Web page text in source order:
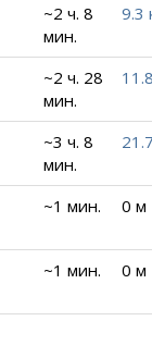
~2 ч. 8
мин.
9.3
~2 ч. 28
мин.
~3 ч. 8
мин.
~1 мин. 0 м
~1 мин. 0 м